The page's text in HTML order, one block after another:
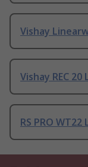
Vishay
Vishay REC
RS PRO